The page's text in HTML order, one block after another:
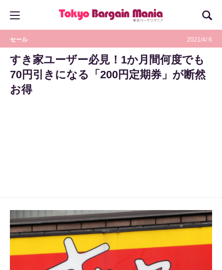
セール 2021/4/ 6
すき家ユーザー必見！1か月間何度でも
70円引きになる「200円定期券」が断然
お得